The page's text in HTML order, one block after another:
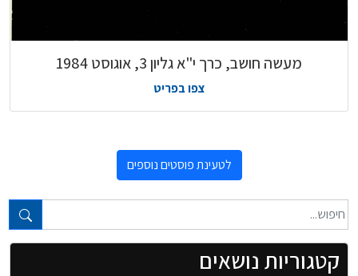
טקסט חופשי...
קטגוריות נושאים
מעשה חושב, כרך י"א גליון 3, אוגוסט 1984
צפו בפריט
לטעינת פוסטים נוספים